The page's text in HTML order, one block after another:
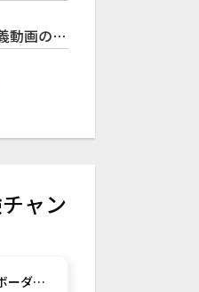
＜行政書士講座＞『演習』講義動画の全6回を配信中！
ャン
🎥〈SPI試験の「ボーダー」を徹底分析！〉